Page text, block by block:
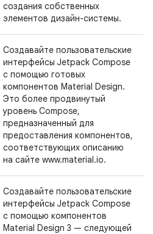
создания собственных
элементов дизайн-системы.
Создавайте пользовательские
интерфейсы Jetpack Compose
с помощью готовых
компонентов Material Design.
Это более продвинутый
уровень Compose,
предназначенный для
предоставления компонентов,
соответствующих описанию
на сайте www.material.io.
Создавайте пользовательские
интерфейсы Jetpack Compose
с помощью компонентов
Material Design 3 — следующей